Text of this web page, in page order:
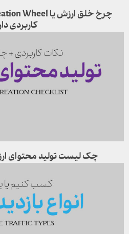
کاربردی
چک لیست تولید محتوای